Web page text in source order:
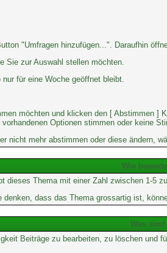
"Umfragen hinzufügen...". Daraufhin
Sie zur Auswahl stellen möchten.
für eine Woche geöffnet bleibt.
möchten und klicken den [
Optionen stimmen oder keine
nicht mehr abstimmen oder diese ändern,
Wie
dieses Thema mit einer Zahl zwischen 1-5
dass das Thema grossartig ist,
Was sind
Beiträge zu bearbeiten, zu löschen